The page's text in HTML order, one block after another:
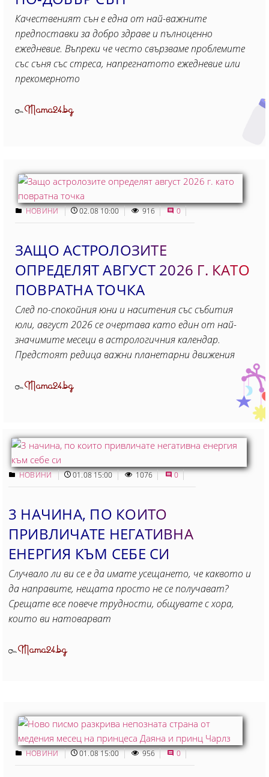
Качественият сън е една от най-важните
предпоставки за добро здраве и пълноценно
ежедневие. Въпреки че често свързваме проблемите
със съня със стреса, напрегнатото ежедневие или
прекомерното
ОтMama24.bg
НОВИНИ 02.08 10:00 916 0
ЗАЩО АСТРОЛОЗИТЕ
ОПРЕДЕЛЯТ АВГУСТ 2026 Г. КАТО
ПОВРАТНА ТОЧКА
След по-спокойния юни и наситения със събития
юли, август 2026 се очертава като един от най-
значимите месеци в астрологичния календар.
Предстоят редица важни планетарни движения
ОтMama24.bg
НОВИНИ 01.08 15:00 1076 0
3 НАЧИНА, ПО КОИТО
ПРИВЛИЧАТЕ НЕГАТИВНА
ЕНЕРГИЯ КЪМ СЕБЕ СИ
Случвало ли ви се е да имате усещането, че каквото и
да направите, нещата просто не се получават?
Срещате все повече трудности, общувате с хора,
които ви натоварват
ОтMama24.bg
НОВИНИ 01.08 15:00 956 0